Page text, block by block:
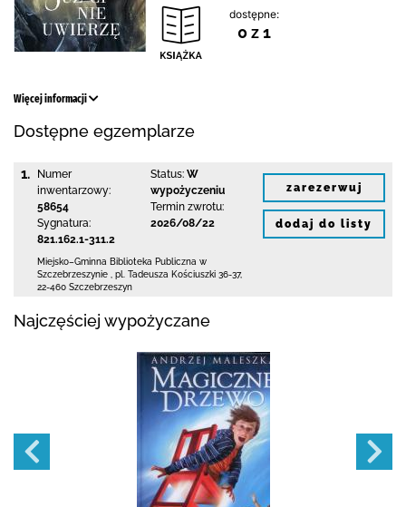
dostępne:
0 z 1
Więcej informacji
Dostępne egzemplarze
1.
Numer
inwentarzowy:
58654
Sygnatura:
821.162.1-311.2
Status: W
wypożyczeniu
Termin zwrotu:
2026/08/22
Miejsko–Gminna Biblioteka Publiczna w
Szczebrzeszynie
pl. Tadeusza Kościuszki 36-37,
22-460 Szczebrzeszyn
zarezerwuj
dodaj do listy
Najczęściej wypożyczane